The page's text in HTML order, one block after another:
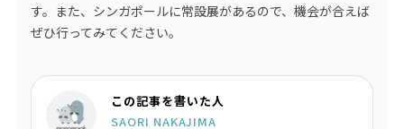
す。また、シンガポールに常設展があるので、機会が合えば
ぜひ行ってみてください。
この記事を書いた人
SAORI NAKAJIMA